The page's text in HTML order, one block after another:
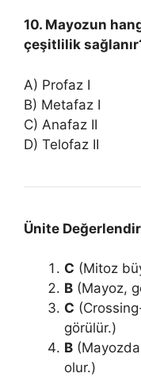
10. Mayozun
çeşitlilik
A) Profaz I
B) Metafaz I
C) Anafaz II
D) Telofaz II
Ünite
C (Mitoz
B (Mayoz,
C
görülür.)
B
olur.)